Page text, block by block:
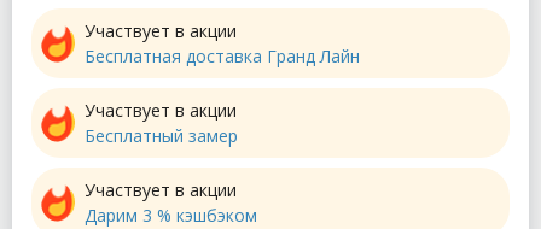
Участвует в акции
Бесплатная доставка Гранд Лайн
Участвует в акции
Бесплатный замер
Участвует в акции
Дарим 3 % кэшбэком